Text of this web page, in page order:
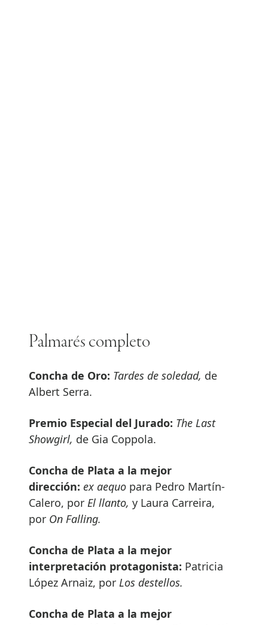
Palmarés completo
Concha de Oro: Tardes de soledad, de
Albert Serra.
Premio Especial del Jurado: The Last
Showgirl, de Gia Coppola.
Concha de Plata a la mejor
dirección: ex aequo para Pedro Martín-
Calero, por El llanto, y Laura Carreira,
por On Falling.
Concha de Plata a la mejor
interpretación protagonista: Patricia
López Arnaiz, por Los destellos.
Concha de Plata a la mejor